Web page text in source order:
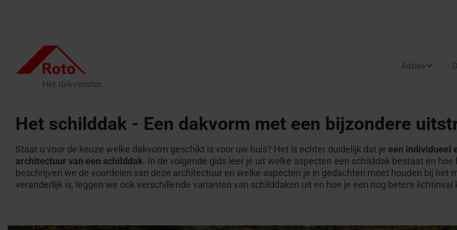
Advies
Project realiseren
Renoveren met Roto
Laat ons je inspireren
Smart Home
Onderhoud
Daglicht adviseur
Top Uitzetramen
Tuimelramen
Top-tuimel dakraam
Zoldertrappen
Schaartrappen
Daktrappen met brandwerendheid
Platdakuitgangen
Brandvertragende
platdakuitgangen
FAQ
ISDE Subsidie
Contact
Architecten & bouwindustrie
Gespecialiseerde handel
Seminars op de campus
Het schilddak - Een dakvorm met een bijzondere
Staat u voor de keuze welke dakvorm geschikt is voor uw huis? Het is echter duidelijk dat je een individueel
architectuur van een schilddak. In de volgende gids leer je uit welke aspecten een schilddak bestaat en
beschrijven we de voordelen van deze architectuur en welke aspecten je in gedachten moet houden bij het
veranderlijk is, leggen we ook verschillende varianten van schilddaken uit en hoe je een nog betere